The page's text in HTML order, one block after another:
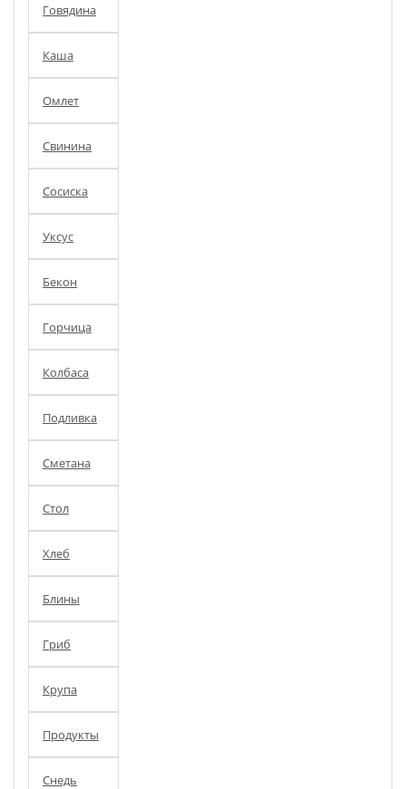
Говядина
Каша
Омлет
Свинина
Сосиска
Уксус
Бекон
Горчица
Колбаса
Подливка
Сметана
Стол
Хлеб
Блины
Гриб
Крупа
Продукты
Снедь